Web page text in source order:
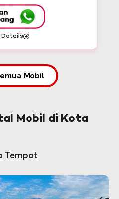
Details
Mobil
Mobil di Kota
Tempat